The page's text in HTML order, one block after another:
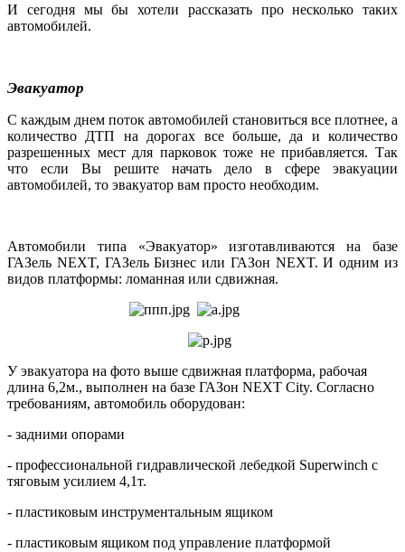
И сегодня мы бы хотели рассказать про несколько таких
автомобилей.
Эвакуатор
С каждым днем поток автомобилей становиться все плотнее, а
количество ДТП на дорогах все больше, да и количество
разрешенных мест для парковок тоже не прибавляется. Так
что если Вы решите начать дело в сфере эвакуации
автомобилей, то эвакуатор вам просто необходим.
Автомобили типа «Эвакуатор» изготавливаются на базе
ГАЗель NEXT, ГАЗель Бизнес или ГАЗон NEXT. И одним из
видов платформы: ломанная или сдвижная.
У эвакуатора на фото выше сдвижная платформа, рабочая
длина 6,2м., выполнен на базе ГАЗон NEXT Сity. Согласно
требованиям, автомобиль оборудован:
- задними опорами
- профессиональной гидравлической лебедкой Superwinch с
тяговым усилием 4,1т.
- пластиковым инструментальным ящиком
- пластиковым ящиком под управление платформой